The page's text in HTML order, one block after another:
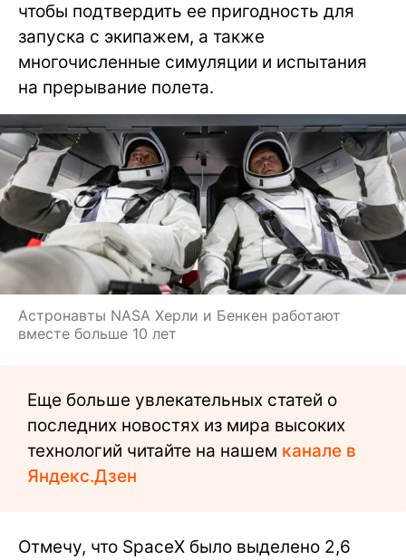
чтобы подтвердить ее пригодность для
запуска с экипажем, а также
многочисленные симуляции и испытания
на прерывание полета.
Астронавты NASA Херли и Бенкен работают
вместе больше 10 лет
Еще больше увлекательных статей о
последних новостях из мира высоких
технологий читайте на нашем канале в
Яндекс.Дзен
Отмечу, что SpaceX было выделено 2,6